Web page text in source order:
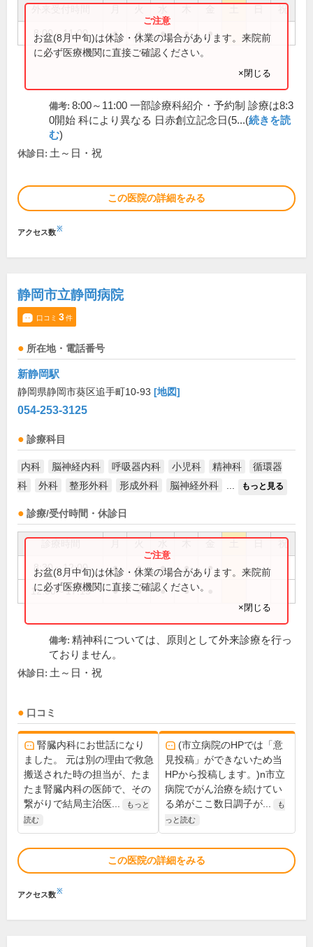
祝
8:00～11:00 ● ● ● ● ●
お盆(8月中旬)は休診・休業の場合があります。来院前
に必ず医療機関に直接ご確認ください。
×閉じる
備考: 8:00～11:00 一部診療科紹介・予約制 診療は8:3
0開始 科により異なる 日赤創立記念日(5...(続きを読
む)
休診日: 土～日・祝
この医院の詳細をみる
アクセス数※
静岡市立静岡病院
口コミ 3件
所在地・電話番号
新静岡駅
静岡県静岡市葵区追手町10-93 [地図]
054-253-3125
診療科目
内科 脳神経内科 呼吸器内科 小児科 精神科
循環器
科
外科 整形外科 形成外科 脳神経外科 もっと見る
診療/受付時間・休診日
祝
8:30～12:00 ● ● ● ● ●
12:00～17:15 ● ● ● ●
お盆(8月中旬)は休診・休業の場合があります。来院前
に必ず医療機関に直接ご確認ください。
×閉じる
備考: 精神科については、原則として外来診療を行っ
ておりません。
休診日: 土～日・祝
口コミ
腎臓内科にお世話になり
ました。 元は別の理由で救急
搬送された時の担当が、たま
たま腎臓内科の医師で、その
繋がりで結局主治医...
もっと
読む
(市立病院のHPでは「意
見投稿」ができないため当
HPから投稿します。)n市立
病院でがん治療を続けてい
る弟がここ数日調子が...
も
っと読む
この医院の詳細をみる
アクセス数※